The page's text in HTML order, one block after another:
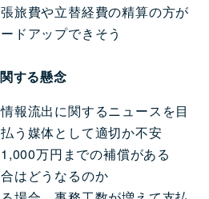
旅費や立替経費の精算の方が
ドアップできそう
する懸念
報流出に関するニュースを目
う媒体として適切か不安
万円までの補償がある
はどうなるのか